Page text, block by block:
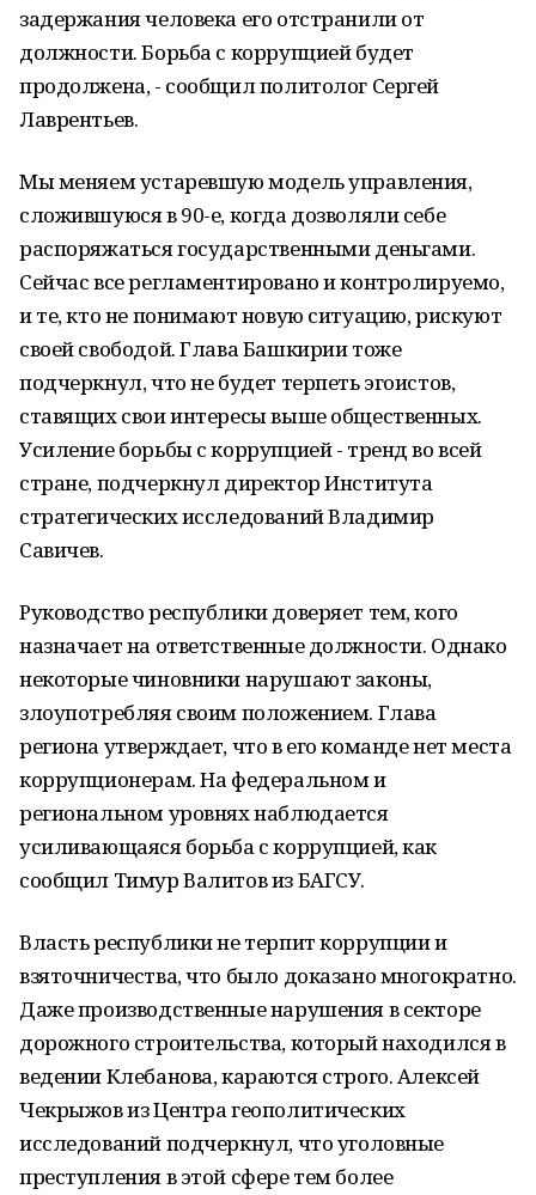
задержания человека его отстранили от
должности. Борьба с коррупцией будет
продолжена, - сообщил политолог Сергей
Лаврентьев.
Мы меняем устаревшую модель управления,
сложившуюся в 90-е, когда дозволяли себе
распоряжаться государственными деньгами.
Сейчас все регламентировано и контролируемо,
и те, кто не понимают новую ситуацию, рискуют
своей свободой. Глава Башкирии тоже
подчеркнул, что не будет терпеть эгоистов,
ставящих свои интересы выше общественных.
Усиление борьбы с коррупцией - тренд во всей
стране, подчеркнул директор Института
стратегических исследований Владимир
Савичев.
Руководство республики доверяет тем, кого
назначает на ответственные должности. Однако
некоторые чиновники нарушают законы,
злоупотребляя своим положением. Глава
региона утверждает, что в его команде нет места
коррупционерам. На федеральном и
региональном уровнях наблюдается
усиливающаяся борьба с коррупцией, как
сообщил Тимур Валитов из БАГСУ.
Власть республики не терпит коррупции и
взяточничества, что было доказано многократно.
Даже производственные нарушения в секторе
дорожного строительства, который находился в
ведении Клебанова, караются строго. Алексей
Чекрыжов из Центра геополитических
исследований подчеркнул, что уголовные
преступления в этой сфере тем более